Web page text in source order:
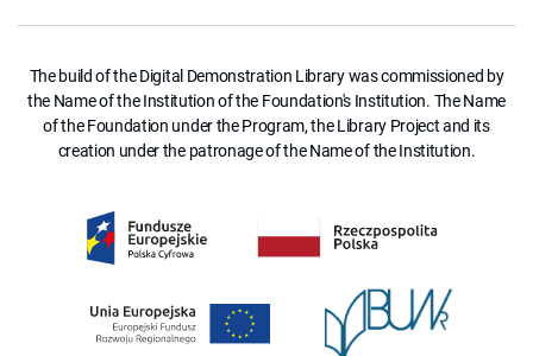
The build of the Digital Demonstration Library was commissioned by
the Name of the Institution of the Foundation's Institution. The Name
of the Foundation under the Program, the Library Project and its
creation under the patronage of the Name of the Institution.